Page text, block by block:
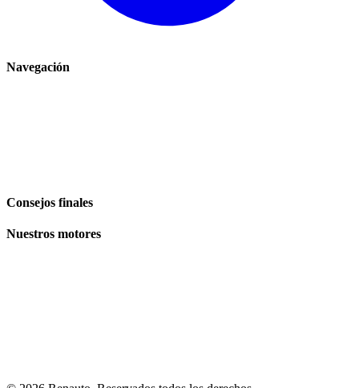
Navegación
Consejos finales
Nuestros motores